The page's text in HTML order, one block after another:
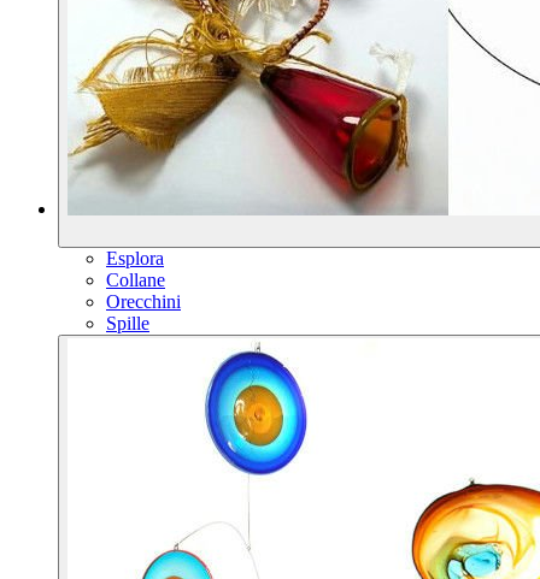
Esplora
Collane
Orecchini
Spille